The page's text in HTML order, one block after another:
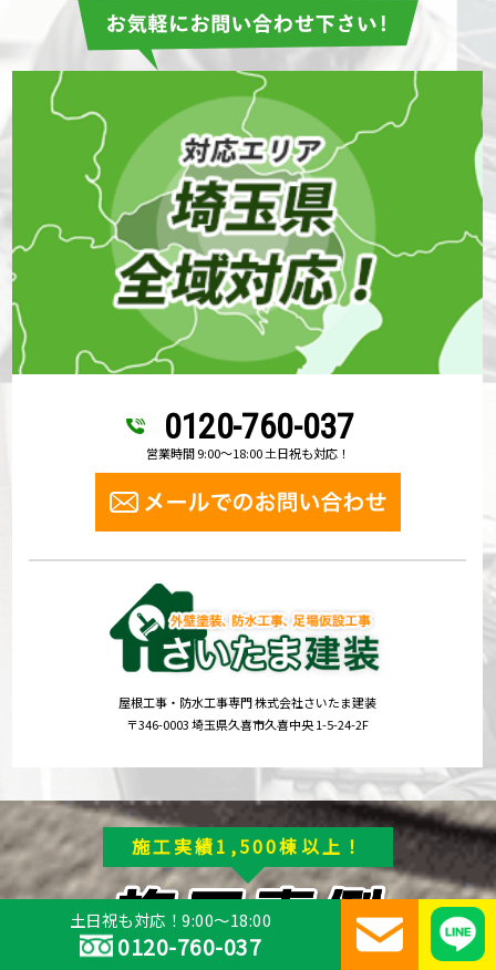
0120-760-037
営業時間 9:00～18:00 土日祝も対応！
屋根工事・防水工事専門 株式会社さいたま建装
〒346-0003 埼玉県久喜市久喜中央 1-5-24-2F
施工実績1,500棟以上！
土日祝も対応！9:00～18:00
0120-760-037